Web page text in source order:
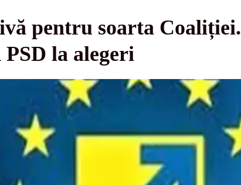
pentru soarta Coaliției.
la alegeri